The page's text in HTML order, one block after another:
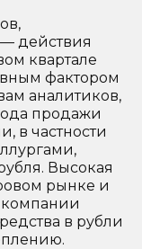
действия
квартале
фактором
аналитиков,
продажи
в частности
Высокая
рынке и
компании
в рубли